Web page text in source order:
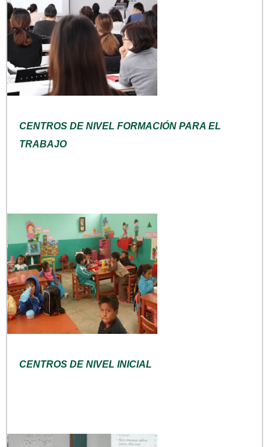
CENTROS DE NIVEL FORMACIÓN PARA EL
TRABAJO
CENTROS DE NIVEL INICIAL